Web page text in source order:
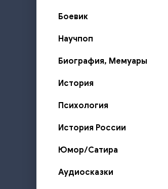
Боевик
Научпоп
Биография, Мемуары
История
Психология
История России
Юмор/Сатира
Аудиосказки